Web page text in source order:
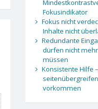
Fokusindikator
Fokus nicht
Inhalte nicht
Redundante
dürfen nicht
müssen
Konsistente Hilfe
vorkommen